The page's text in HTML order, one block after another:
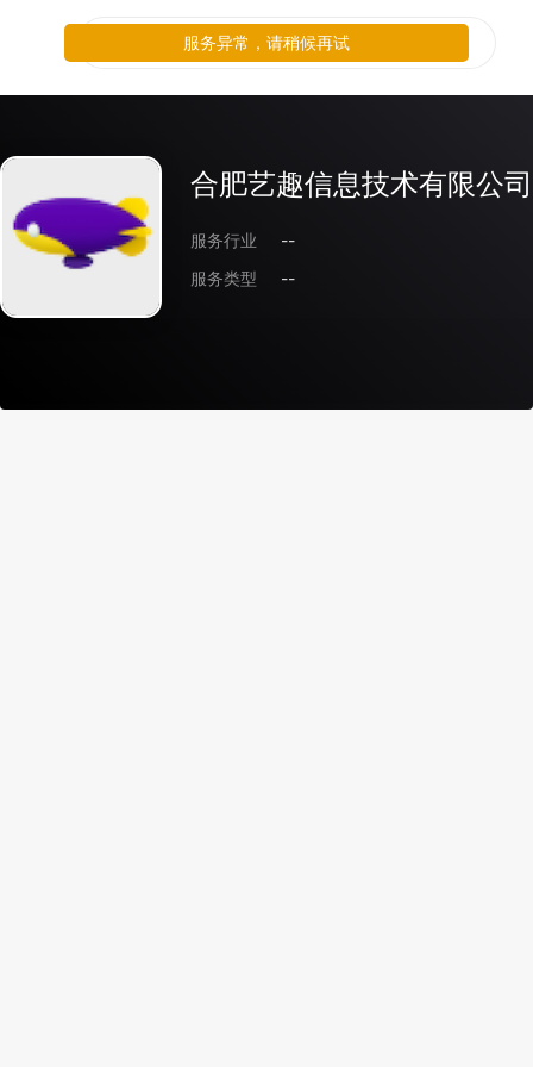
合肥艺趣信息技术有限公司
服务行业
--
服务类型
--
服务异常，请稍候再试